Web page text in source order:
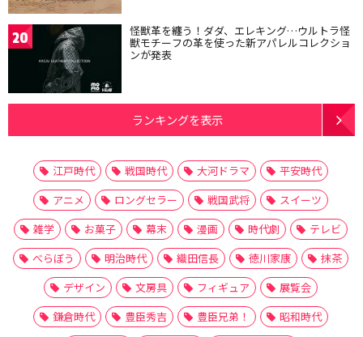
20 怪獣革を纏う！ダダ、エレキング…ウルトラ怪
獣モチーフの革を使った新アパレルコレクショ
ンが発表
ランキングを表示
江戸時代 戦国時代 大河ドラマ
平安時代
アニメ
ロングセラー 戦国武将
スイーツ
雑学
お菓子 幕末 漫画 時代劇
テレビ
べらぼう
明治時代 織田信長 徳川家康
抹茶
デザイン
文房具 フィギュア
展覧会
鎌倉時代
豊臣秀吉 豊臣兄弟！
昭和時代